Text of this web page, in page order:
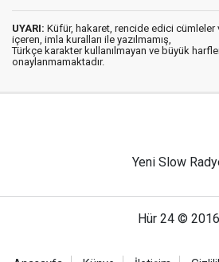
UYARI: Küfür, hakaret, rencide edici cümleler
içeren, imla kuralları ile yazılmamış,
Türkçe karakter kullanılmayan ve büyük
onaylanmamaktadır.
Yeni Slow
Hür 24 © 2016